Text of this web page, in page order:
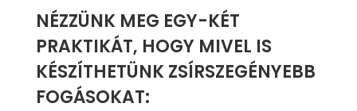
NÉZZÜNK MEG EGY-KÉT
PRAKTIKÁT, HOGY MIVEL IS
KÉSZÍTHETÜNK ZSÍRSZEGÉNYEBB
FOGÁSOKAT: